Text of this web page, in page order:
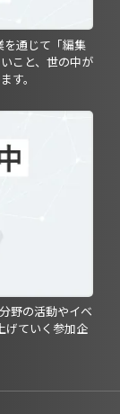
通じて「編集
こと、世の中が
す。
野の活動やイベ
げていく参加企